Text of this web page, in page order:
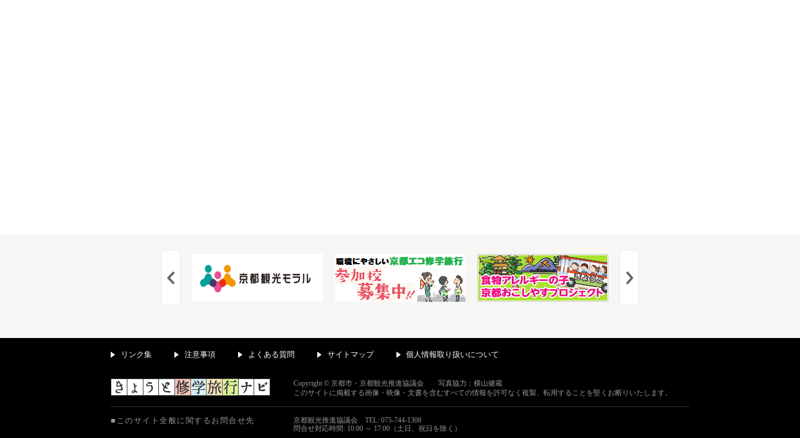
リンク集 注意事項 よくある質問 サイトマップ 個人情報取り扱いについて
Copyright © 京都市・京都観光推進協議会 写真協力：横山健蔵
このサイトに掲載する画像・映像・文書を含むすべての情報を許可なく複製、転用することを堅くお断りいたします。
このサイト全般に関するお問合せ先 京都観光推進協議会
TEL: 075-744-1308
問合せ対応時間: 10:00 ～ 17:00（土日、祝日を除く）